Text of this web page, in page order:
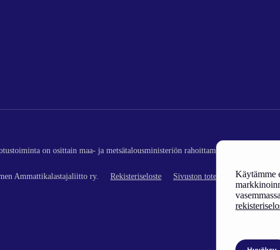
Käytämme
on osittain maa- ja metsätalousministeriön rahoittamaa (kalatalouden
Ammattikalastajaliitto ry. Rekisteriseloste Sivuston toteutus